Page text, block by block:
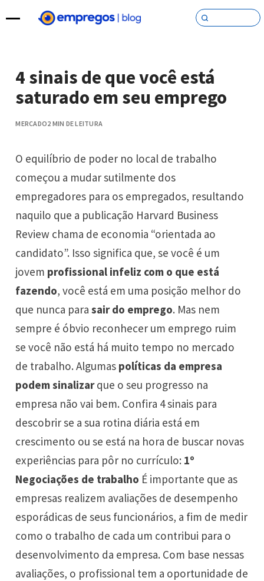
Pular para o conteúdo
4 sinais de que você está
saturado em seu emprego
MERCADO2 MIN DE LEITURA
O equilíbrio de poder no local de trabalho
começou a mudar sutilmente dos
empregadores para os empregados, resultando
naquilo que a publicação Harvard Business
Review chama de economia “orientada ao
candidato”. Isso significa que, se você é um
jovem profissional infeliz com o que está
fazendo, você está em uma posição melhor do
que nunca parasair do emprego. Mas nem
sempre é óbvio reconhecer um emprego ruim
se você não está há muito tempo no mercado
de trabalho. Algumas políticas da empresa
podem sinalizarque o seu progresso na
empresa não vai bem. Confira 4 sinais para
descobrir se a sua rotina diária está em
crescimento ou se está na hora de buscar novas
experiências para pôr no currículo: 1º
Negociações de trabalho É importante que as
empresas realizem avaliações de desempenho
esporádicas de seus funcionários, a fim de medir
como o trabalho de cada um contribui para o
desenvolvimento da empresa. Com base nessas
avaliações, o profissional tem a oportunidade de